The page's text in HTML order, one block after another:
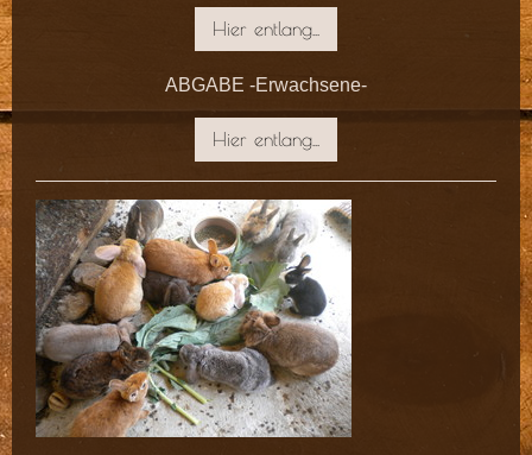
Hier entlang...
ABGABE -Erwachsene-
Hier entlang...